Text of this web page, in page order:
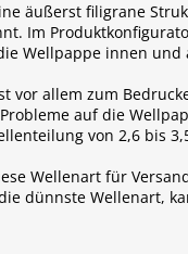
äußerst filigrane
Im
Wellpappe innen
vor allem zum
auf die
von 2,6 bis
Wellenart für
dünnste Wellenart,